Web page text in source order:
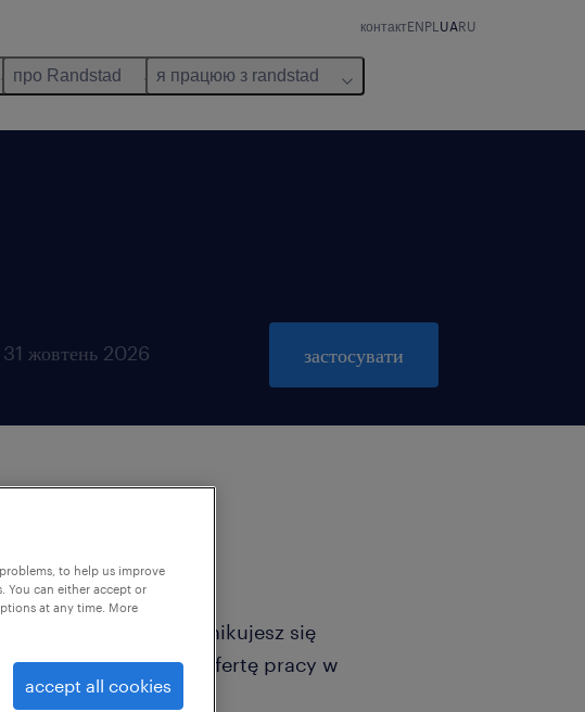
контактENPL UARU
про Randstad я працюю з randstad
31 жовтень 2026 застосувати
zawodowe i komunikujesz się
dla Ciebie świetną ofertę pracy w
to help us improve
You can either accept or
at any time. More
accept all cookies